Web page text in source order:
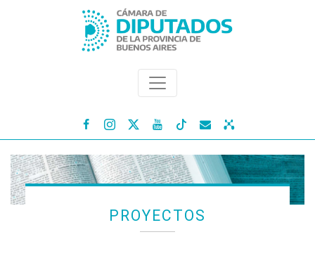
   
PROYECTOS